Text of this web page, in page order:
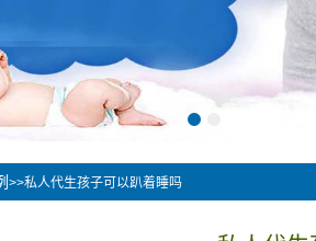
>>私人代生孩子可以趴着睡吗